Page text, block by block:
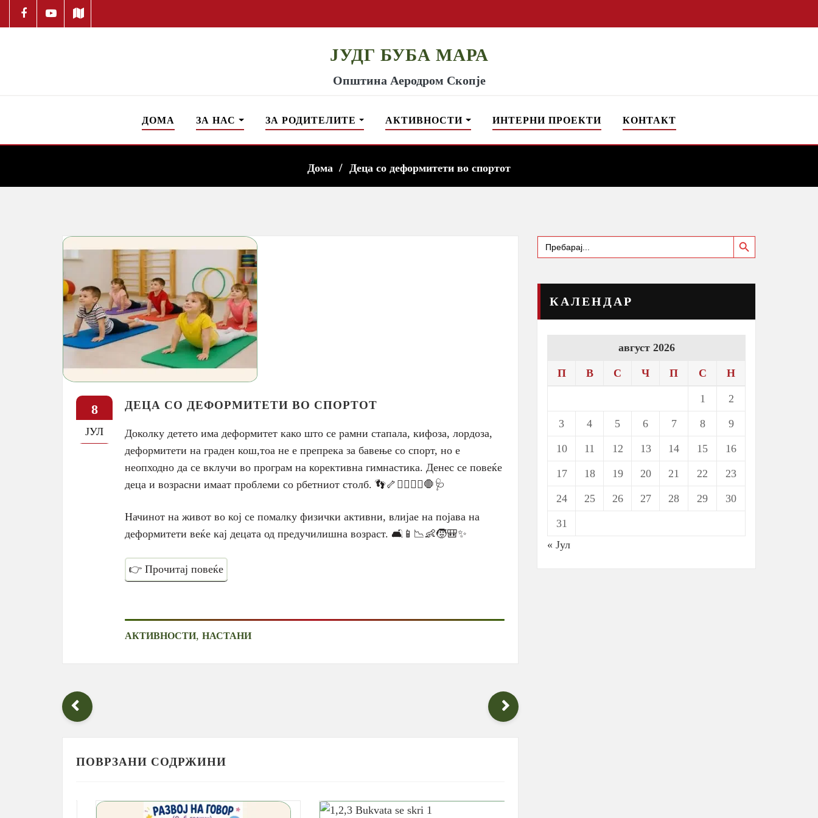
ЈУДГ БУБА МАРА
Општина Аеродром Скопје
ДОМА ЗА НАС ЗА РОДИТЕЛИТЕ АКТИВНОСТИ ИНТЕРНИ ПРОЕКТИ КОНТАКТ
Дома Деца со деформитети во спортот
8
ЈУЛ
ДЕЦА СО ДЕФОРМИТЕТИ ВО СПОРТОТ
Доколку детето има деформитет како што се рамни стапала, кифоза, лордозa,
деформитети на граден кош,тоа не е препрека за бавење со спорт, но е
неопходно да се вклучи во програм на корективна гимнастика. Денес се повеќе
деца и возрасни имаат проблеми со рбетниот столб. 👣🦴🤸‍♂️🏃‍♂️🛑🩺
Начинот на живот во кој се помалку физички активни, влијае на појава на
деформитети веќе кај децата од предучилишна возраст. 🛋️📱📉👶🧒🎒✨
👉 Прочитај повеќе
АКТИВНОСТИ, НАСТАНИ
ПОВРЗАНИ СОДРЖИНИ
Search
for:
Search Button
КАЛЕНДАР
август 2026
П В С Ч П С Н
1 2
3 4 5 6 7 8 9
10 11 12 13 14 15 16
17 18 19 20 21 22 23
24 25 26 27 28 29 30
31
« Јул